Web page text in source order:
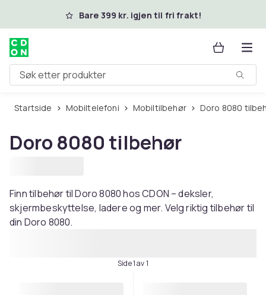
Hopp til hovedinnholdBare 399 kr. igjen til fri frakt!
Søk etter produkter
Startside Mobiltelefoni Mobiltilbehør Doro 8080
Doro 8080 tilbehør
Finn tilbehør til Doro 8080 hos CDON – deksler,
skjermbeskyttelse, ladere og mer. Velg riktig tilbehør til
din Doro 8080.
Side 1 av 1